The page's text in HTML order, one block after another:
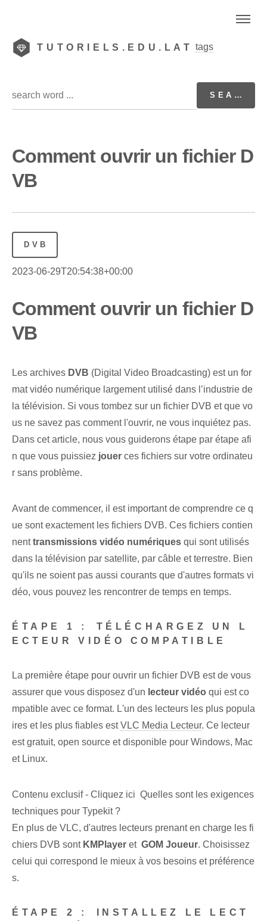
TUTORIELS.EDU.LAT tags
Comment ouvrir un fichier D
VB
DVB
2023-06-29T20:54:38+00:00
Comment ouvrir un fichier D
VB
Les archives DVB (Digital Video Broadcasting) est un for
mat vidéo numérique largement utilisé dans l’industrie de
la télévision. Si vous tombez sur un fichier DVB et que vo
us ne savez pas comment l'ouvrir, ne vous inquiétez pas.
Dans cet article, nous vous guiderons étape par étape afi
n que vous puissiez jouer ces ⁢fichiers sur votre ordinateu
r sans problème.
Avant de commencer, il est important de comprendre ce q
ue sont exactement les fichiers DVB. Ces fichiers contien
nenttransmissions vidéo numériques qui sont utilisés
dans la télévision par satellite, par câble et terrestre. Bien
qu'ils ne soient pas aussi courants que d'autres formats vi
déo, vous pouvez les rencontrer de temps en temps.
ÉTAPE 1 :⁢ TÉLÉCHARGEZ UN L
ECTEUR VIDÉO COMPATIBLE
La première étape pour ouvrir un fichier DVB est de vous
assurer que vous disposez d'un⁣ lecteur vidéo qui est co
mpatible avec ce format. L'un des lecteurs les plus popula
ires et les plus fiables estVLC Media ⁢Lecteur. Ce lecteur
est gratuit, open source et disponible pour Windows, Mac
et Linux.
Contenu exclusif - Cliquez ici Quelles sont les exigences
techniques pour Typekit ?
En plus de VLC, d'autres lecteurs prenant en charge les fi
chiers DVB sont KMPlayer et ⁣ GOM ⁢Joueur. Choisissez
celui qui correspond le mieux à vos besoins et préférence
s.
ÉTAPE 2 :⁢ INSTALLEZ LE LECT